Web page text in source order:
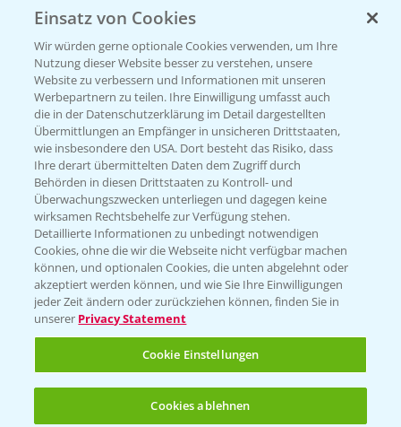
Beratung auf WhatsApp
T.+49 (0)174 346 564 1
KONTAKT
Hilfe in Notfällen
T.+49 (0)214/30-20220
Folgen Sie uns
Einsatz von Cookies
Wir würden gerne optionale Cookies verwenden, um Ihre
Nutzung dieser Website besser zu verstehen, unsere
Website zu verbessern und Informationen mit unseren
Werbepartnern zu teilen. Ihre Einwilligung umfasst auch
die in der Datenschutzerklärung im Detail dargestellten
Übermittlungen an Empfänger in unsicheren Drittstaaten,
wie insbesondere den USA. Dort besteht das Risiko, dass
Ihre derart übermittelten Daten dem Zugriff durch
Behörden in diesen Drittstaaten zu Kontroll- und
Überwachungszwecken unterliegen und dagegen keine
wirksamen Rechtsbehelfe zur Verfügung stehen.
Detaillierte Informationen zu unbedingt notwendigen
Cookies, ohne die wir die Webseite nicht verfügbar machen
können, und optionalen Cookies, die unten abgelehnt oder
akzeptiert werden können, und wie Sie Ihre Einwilligungen
jeder Zeit ändern oder zurückziehen können, finden Sie in
unserer Privacy Statement
Cookie Einstellungen
Cookies ablehnen